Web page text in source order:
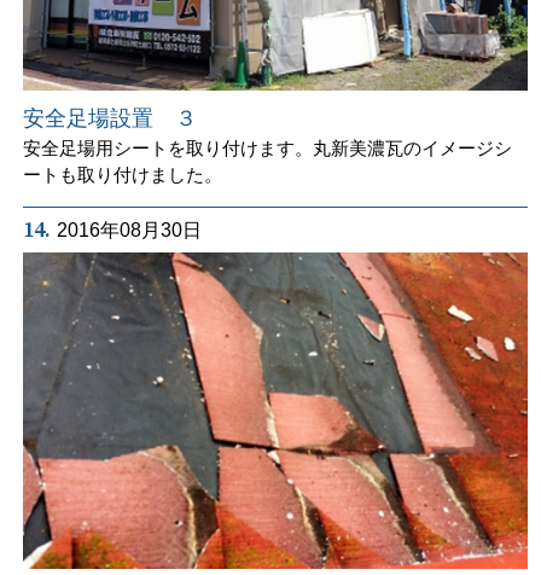
安全足場設置 ３
安全足場用シートを取り付けます。丸新美濃瓦のイメージシ
ートも取り付けました。
14. 2016年08月30日